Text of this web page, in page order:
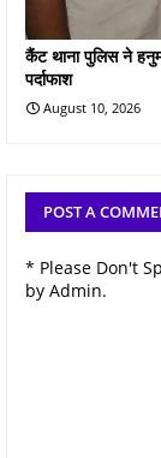
कैंट थाना पुलिस ने
पर्दाफाश
August 10, 2026
POST A
* Please Don't
by Admin.